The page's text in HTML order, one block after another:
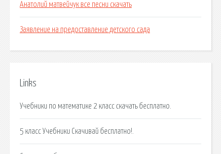
Анатолий матвейчук все песни скачать
Заявление на предоставление детского сада
Links
Учебники по математике 2 класс скачать бесплатно.
5 класс Учебники Cкачивай бесплатно!.